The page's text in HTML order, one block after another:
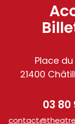
Place du
21400
03 80